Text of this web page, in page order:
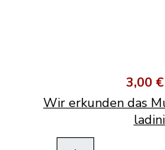
3,00 €
Wir erkunden das